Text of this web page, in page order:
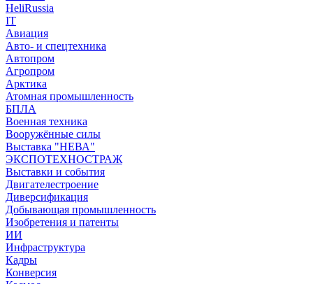
HeliRussia
IT
Авиация
Авто- и спецтехника
Автопром
Агропром
Арктика
Атомная промышленность
БПЛА
Военная техника
Вооружённые силы
Выставка "НЕВА"
ЭКСПОТЕХНОСТРАЖ
Выставки и события
Двигателестроение
Диверсификация
Добывающая промышленность
Изобретения и патенты
ИИ
Инфраструктура
Кадры
Конверсия